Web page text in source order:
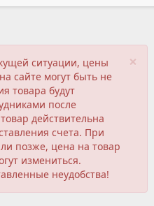
×
ситуации, цены
сайте могут быть не
товара будут
после
действительна
счета. При
позже, цена на товар
измениться.
неудобства!